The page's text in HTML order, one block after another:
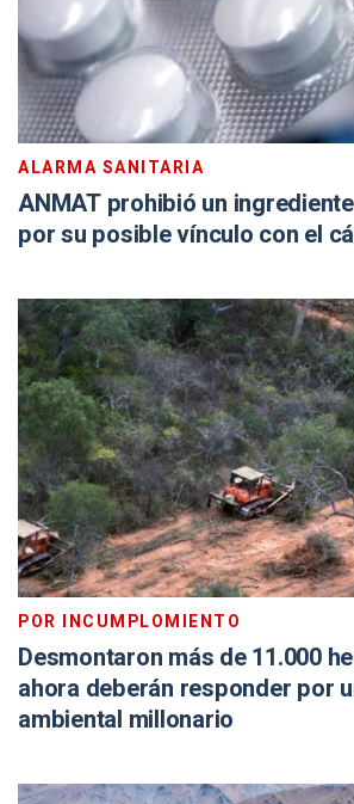
ALARMA SANITARIA
ANMAT prohibió un
por su posible vínculo con el
POR INCUMPLOMIENTO
Desmontaron más de 11.000
ahora deberán responder por
ambiental millonario